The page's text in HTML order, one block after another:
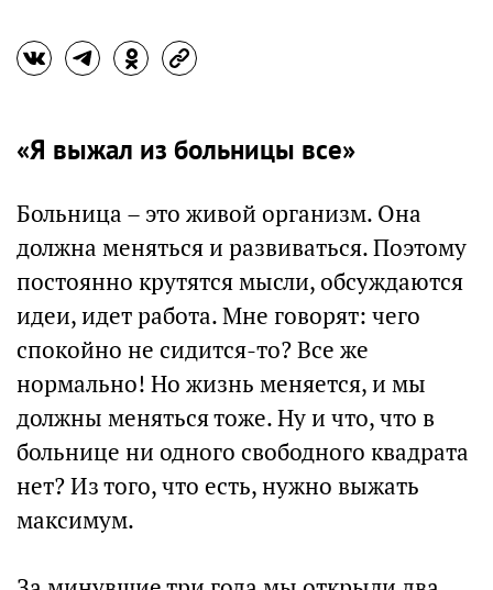
«Я выжал из больницы все»
Больница – это живой организм. Она
должна меняться и развиваться. Поэтому
постоянно крутятся мысли, обсуждаются
идеи, идет работа. Мне говорят: чего
спокойно не сидится-то? Все же
нормально! Но жизнь меняется, и мы
должны меняться тоже. Ну и что, что в
больнице ни одного свободного квадрата
нет? Из того, что есть, нужно выжать
максимум.